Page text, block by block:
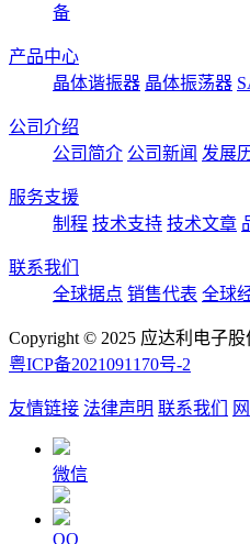
备
产品中心
晶体谐振器 晶体振荡器
公司介绍
公司简介 公司新闻 发展
服务支援
制程 技术支持 技术文章
联系我们
全球据点 销售代表 全球
Copyright © 2025 应达利电子股
粤ICP备2021091170号-2
友情链接 法律声明 联系我们
微信
QQ